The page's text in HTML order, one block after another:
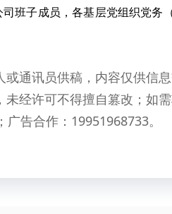
班子成员，各基层党组织党务
通讯员供稿，内容仅供信
经许可不得擅自篡改；如
告合作：19951968733。